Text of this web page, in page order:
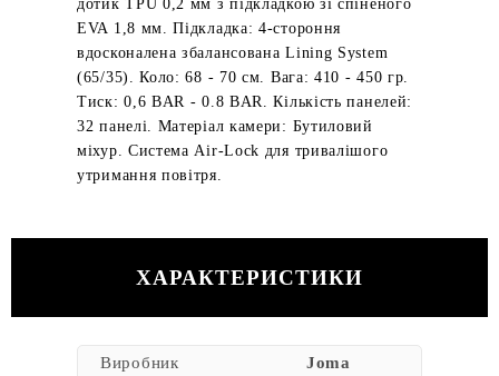
дотик TPU 0,2 мм з підкладкою зі спіненого
EVA 1,8 мм. Підкладка: 4-стороння
вдосконалена збалансована Lining System
(65/35). Коло: 68 - 70 см. Вага: 410 - 450 гр.
Тиск: 0,6 BAR - 0.8 BAR. Кількість панелей:
32 панелі. Матеріал камери: Бутиловий
міхур. Система Air-Lock для тривалішого
утримання повітря.
ХАРАКТЕРИСТИКИ
Виробник Joma